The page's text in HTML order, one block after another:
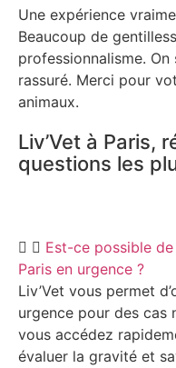
Une expérience
Beaucoup de
professionnalisme.
rassuré. Merci pour
animaux.
Liv’Vet à Paris,
questions les
Est-ce possible
Paris en urgence ?
Liv’Vet vous permet
urgence pour des cas
vous accédez
évaluer la gravité et